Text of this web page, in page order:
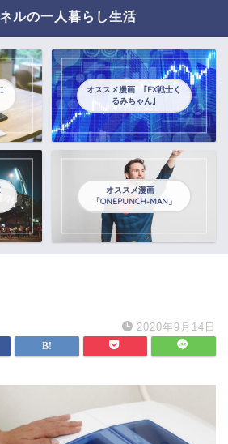
ルの一人暮らし生活
オススメ漫画 ｢FX戦士く
るみちゃん｣
オススメ漫画
「ONEPUNCH-MAN」
2020年9月14日